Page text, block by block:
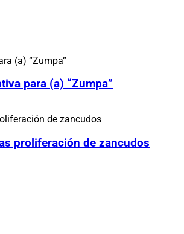
para (a) “Zumpa”
proliferación de zancudos